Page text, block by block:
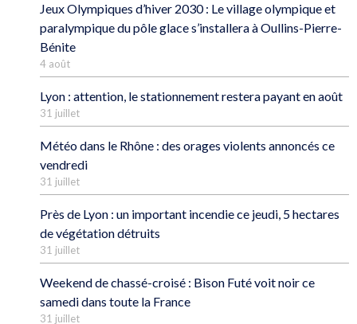
Jeux Olympiques d’hiver 2030 : Le village olympique et
paralympique du pôle glace s’installera à Oullins-Pierre-
Bénite
4 août
Lyon : attention, le stationnement restera payant en août
31 juillet
Météo dans le Rhône : des orages violents annoncés ce
vendredi
31 juillet
Près de Lyon : un important incendie ce jeudi, 5 hectares
de végétation détruits
31 juillet
Weekend de chassé-croisé : Bison Futé voit noir ce
samedi dans toute la France
31 juillet